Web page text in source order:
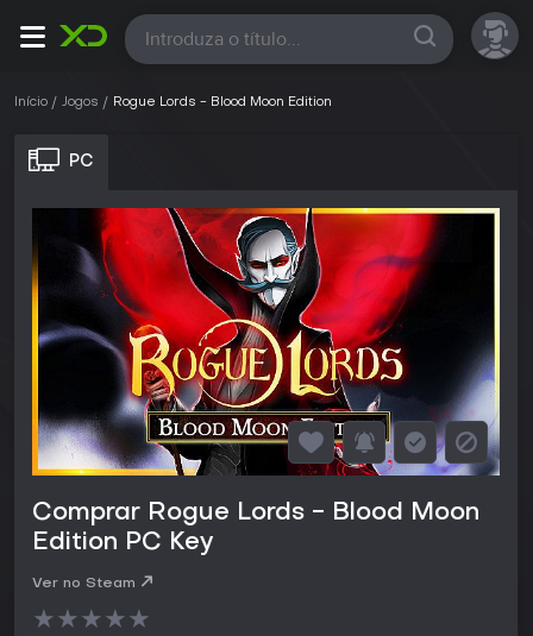
Todas
Início Jogos Rogue Lords - Blood Moon Edition
PC
Comprar Rogue Lords - Blood Moon
Edition PC Key
Ver no Steam
★★★★★